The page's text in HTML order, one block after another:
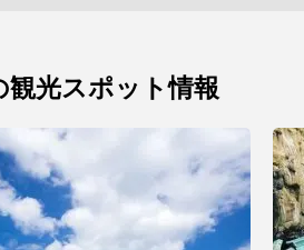
観光スポット情報